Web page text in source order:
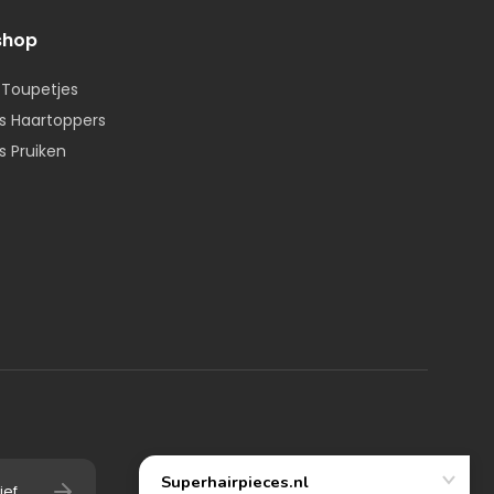
Haartoppers
Pruiken